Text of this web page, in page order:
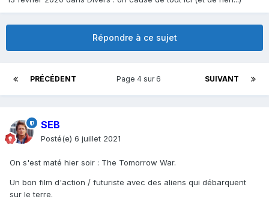
Répondre à ce sujet
PRÉCÉDENT SUIVANT
Page 4 sur 6
SEB
Posté(e) 6 juillet 2021
On s'est maté hier soir : The Tomorrow War.
Un bon film d'action / futuriste avec des aliens qui débarquent
sur le terre.